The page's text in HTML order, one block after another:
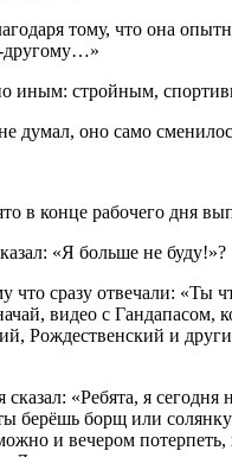
тому, что она
другому…»
иным: стройным,
думал, оно само
в конце рабочего дня
«Я больше не буду!»?
что сразу отвечали:
видео с Гандапасом,
Рождественский и
сказал: «Ребята, я
берёшь борщ или
и вечером